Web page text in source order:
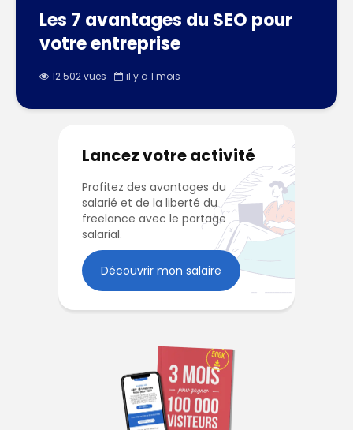
Les 7 avantages du SEO pour
votre entreprise
12 502 vues il y a 1 mois
Lancez votre activité
Profitez des avantages du
salarié et de la liberté du
freelance avec le portage
salarial.
Découvrir mon salaire